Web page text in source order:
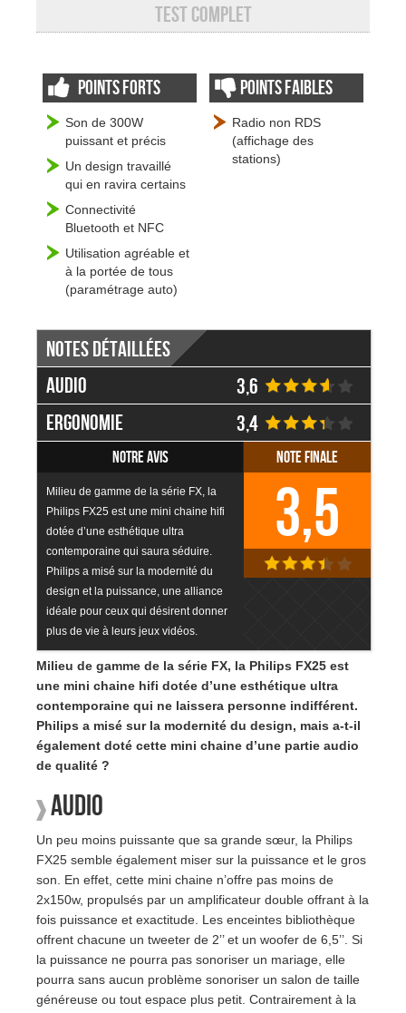
Test complet
Points forts
Son de 300W
puissant et précis
Un design travaillé
qui en ravira certains
Connectivité
Bluetooth et NFC
Utilisation agréable et
à la portée de tous
(paramétrage auto)
Points faibles
Radio non RDS
(affichage des
stations)
Notes détaillées
Audio
3,6
Ergonomie
3,4
Notre avis
Milieu de gamme de la série FX, la
Philips FX25 est une mini chaine hifi
dotée d’une esthétique ultra
contemporaine qui saura séduire.
Philips a misé sur la modernité du
design et la puissance, une alliance
idéale pour ceux qui désirent donner
plus de vie à leurs jeux vidéos.
Note finale
3,5
Milieu de gamme de la série FX, la Philips FX25 est
une mini chaine hifi dotée d’une esthétique ultra
contemporaine qui ne laissera personne indifférent.
Philips a misé sur la modernité du design, mais a-t-il
également doté cette mini chaine d’une partie audio
de qualité ?
Audio
Un peu moins puissante que sa grande sœur, la Philips
FX25 semble également miser sur la puissance et le gros
son. En effet, cette mini chaine n’offre pas moins de
2x150w, propulsés par un amplificateur double offrant à la
fois puissance et exactitude. Les enceintes bibliothèque
offrent chacune un tweeter de 2’’ et un woofer de 6,5’’. Si
la puissance ne pourra pas sonoriser un mariage, elle
pourra sans aucun problème sonoriser un salon de taille
généreuse ou tout espace plus petit. Contrairement à la